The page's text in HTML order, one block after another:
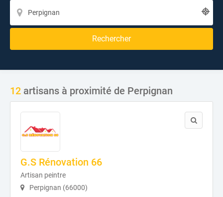
Rechercher
12 artisans à proximité de Perpignan
G.S Rénovation 66
Artisan peintre
Perpignan (66000)